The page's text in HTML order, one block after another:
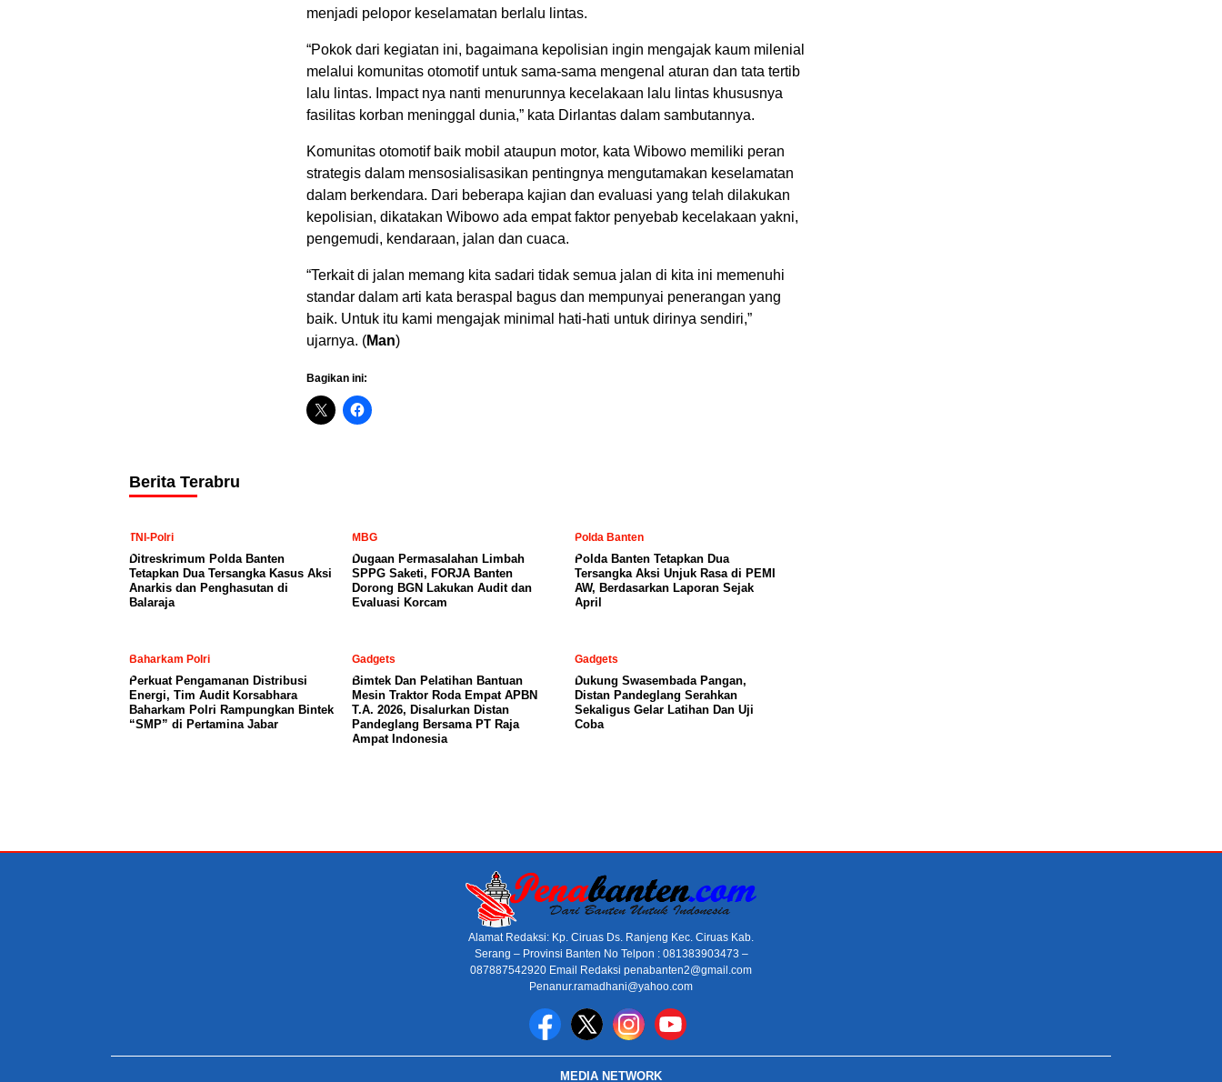
menjadi pelopor keselamatan berlalu lintas.
“Pokok dari kegiatan ini, bagaimana kepolisian ingin mengajak kaum milenial
melalui komunitas otomotif untuk sama-sama mengenal aturan dan tata tertib
lalu lintas. Impact nya nanti menurunnya kecelakaan lalu lintas khususnya
fasilitas korban meninggal dunia,” kata Dirlantas dalam sambutannya.
Komunitas otomotif baik mobil ataupun motor, kata Wibowo memiliki peran
strategis dalam mensosialisasikan pentingnya mengutamakan keselamatan
dalam berkendara. Dari beberapa kajian dan evaluasi yang telah dilakukan
kepolisian, dikatakan Wibowo ada empat faktor penyebab kecelakaan yakni,
pengemudi, kendaraan, jalan dan cuaca.
“Terkait di jalan memang kita sadari tidak semua jalan di kita ini memenuhi
standar dalam arti kata beraspal bagus dan mempunyai penerangan yang
baik. Untuk itu kami mengajak minimal hati-hati untuk dirinya sendiri,”
ujarnya. (Man)
Bagikan ini:
Berita Terabru
TNI-Polri
Ditreskrimum Polda Banten
Tetapkan Dua Tersangka Kasus Aksi
Anarkis dan Penghasutan di
Balaraja
MBG
Dugaan Permasalahan Limbah
SPPG Saketi, FORJA Banten
Dorong BGN Lakukan Audit dan
Evaluasi Korcam
Polda Banten
Polda Banten Tetapkan Dua
Tersangka Aksi Unjuk Rasa di PEMI
AW, Berdasarkan Laporan Sejak
April
Baharkam Polri
Perkuat Pengamanan Distribusi
Energi, Tim Audit Korsabhara
Baharkam Polri Rampungkan Bintek
“SMP” di Pertamina Jabar
Gadgets
Bimtek Dan Pelatihan Bantuan
Mesin Traktor Roda Empat APBN
T.A. 2026, Disalurkan Distan
Pandeglang Bersama PT Raja
Ampat Indonesia
Gadgets
Dukung Swasembada Pangan,
Distan Pandeglang Serahkan
Sekaligus Gelar Latihan Dan Uji
Coba
Alamat Redaksi: Kp. Ciruas Ds. Ranjeng Kec. Ciruas Kab.
Serang – Provinsi Banten No Telpon : 081383903473 –
087887542920 Email Redaksi penabanten2@gmail.com
Penanur.ramadhani@yahoo.com
MEDIA NETWORK